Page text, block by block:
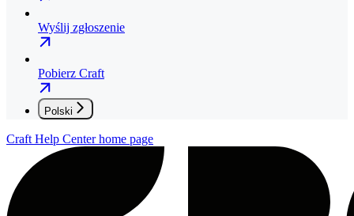
Wyślij zgłoszenie
Pobierz Craft
Polski
Craft Help Centerhome page